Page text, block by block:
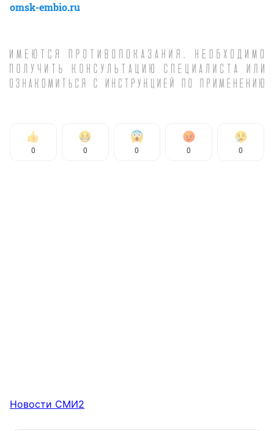
omsk-embio.ru
0 0 0 0 0
Новости СМИ2